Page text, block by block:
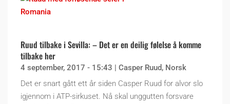
Ruud tilbake i Sevilla: – Det er en deilig følelse å komme
tilbake her
4 september, 2017 - 15:43 | Casper Ruud, Norsk
Det er snart gått ett år siden Casper Ruud for alvor slo
igjennom i ATP-sirkuset. Nå skal unggutten forsvare